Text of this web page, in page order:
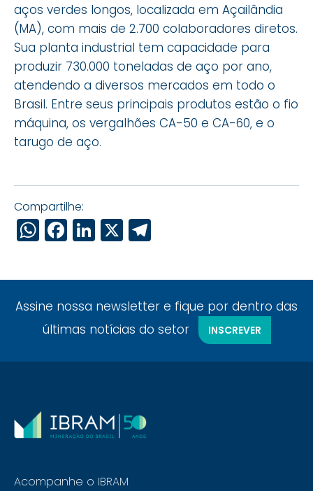
aços verdes longos, localizada em Açailândia
(MA), com mais de 2.700 colaboradores diretos.
Sua planta industrial tem capacidade para
produzir 730.000 toneladas de aço por ano,
atendendo a diversos mercados em todo o
Brasil. Entre seus principais produtos estão o fio
máquina, os vergalhões CA-50 e CA-60, e o
tarugo de aço.
Compartilhe:
WhatsApp
Facebook
LinkedIn
X
Assine nossa newsletter e fique por dentro das
últimas notícias do setor
INSCREVER
Acompanhe o IBRAM